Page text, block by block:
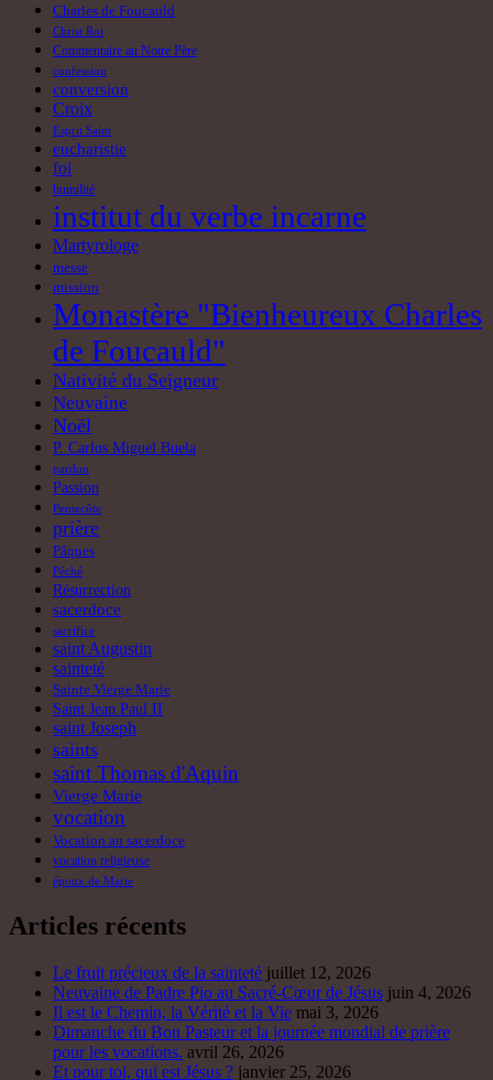
Charles de Foucauld
Christ Roi
Commentaire au Notre Père
confession
conversion
Croix
Esprit Saint
eucharistie
foi
humilité
institut du verbe incarne
Martyrologe
messe
mission
Monastère "Bienheureux Charles
de Foucauld"
Nativité du Seigneur
Neuvaine
Noël
P. Carlos Miguel Buela
pardon
Passion
Pentecôte
prière
Pâques
Péché
Résurrection
sacerdoce
sacrifice
saint Augustin
sainteté
Sainte Vierge Marie
Saint Jean Paul II
saint Joseph
saints
saint Thomas d'Aquin
Vierge Marie
vocation
Vocation au sacerdoce
vocation religieuse
époux de Marie
Articles récents
Le fruit précieux de la sainteté juillet 12, 2026
Neuvaine de Padre Pio au Sacré-Cœur de Jésus juin 4, 2026
Il est le Chemin, la Vérité et la Vie mai 3, 2026
Dimanche du Bon Pasteur et la journée mondial de prière
pour les vocations. avril 26, 2026
Et pour toi, qui est Jésus ? janvier 25, 2026